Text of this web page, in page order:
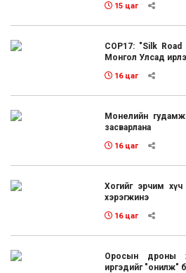
15 цаг
COP17: "Silk
Монгол Улсад
16 цаг
Монелийн
засварлана
16 цаг
Хогийг эрчим хүч
хэрэгжинэ
16 цаг
Оросын дроны
иргэдийг "онилж"